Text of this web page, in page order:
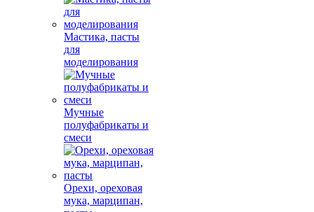
Мастика, пасты
для
моделирования
Мучные
полуфабрикаты и
смеси
Орехи, ореховая
мука, марципан,